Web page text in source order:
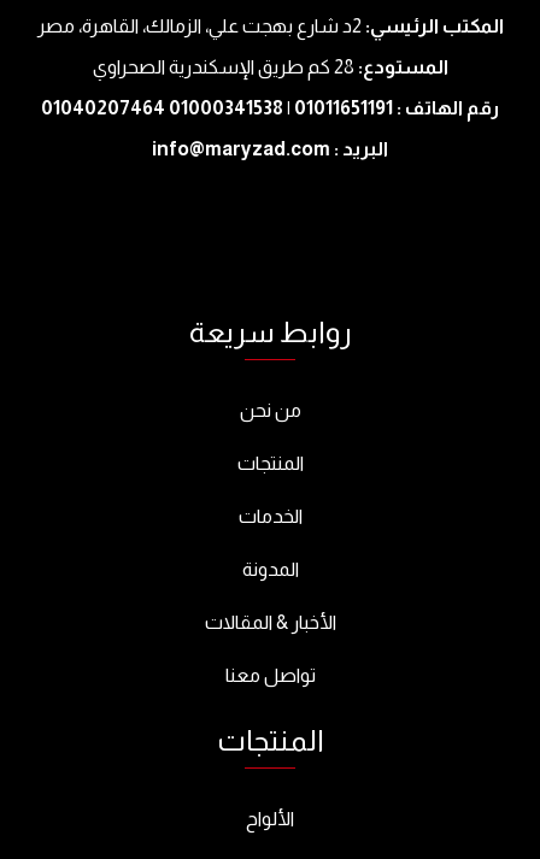
المكتب الرئيسي:
المستودع:
رقم الهاتف : 01011651191 | 01000341538 01040207464
البريد : info@maryzad.com
روابط سريعة
من نحن
المنتجات
الخدمات
المدونة
الأخبار & المقالات
تواصل معنا
المنتجات
الألواح